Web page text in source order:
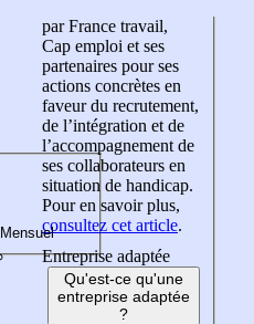
par France travail,
Cap emploi et ses
partenaires pour ses
actions concrètes en
faveur du recrutement,
de l’intégration et de
l’accompagnement de
ses collaborateurs en
situation de handicap.
Pour en savoir plus,
consultez cet article.
Entreprise adaptée
Qu'est-ce qu'une
entreprise adaptée
?